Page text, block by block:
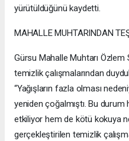
yürütüldüğünü kaydetti.
MAHALLE MUHTARINDAN
Gürsu Mahalle Muhtarı Özlem
temizlik çalışmalarından
“Yağışların fazla olması
yeniden çoğalmıştı. Bu durum
etkiliyor hem de kötü kokuya
gerçekleştirilen temizlik